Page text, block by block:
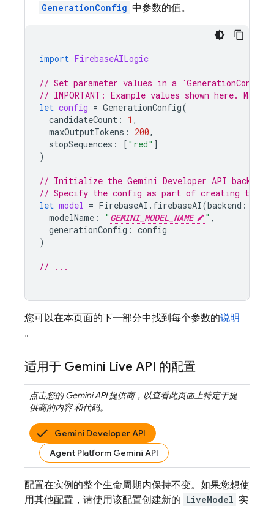
GenerationConfig 中参数的值。
import FirebaseAILogic
// Set parameter values in a
// IMPORTANT: Example values shown here.
let config = GenerationConfig(
candidateCount : 1 ,
maxOutputTokens : 200,
stopSequences : [ "red" ]
)
// Initialize the Gemini Developer API backend
// Specify the config as part of creating the
let model = FirebaseAI . firebaseAI(backend :
modelName : " GEMINI_MODEL_NAME " ,
generationConfig : config
)
// ...
您可以在本页面的下一部分中找到每个参数的说明
。
适用于 Gemini Live API 的配置
点击您的Gemini API提供商，以查看此页面上特定于提
供商的内容 和代码。
Gemini Developer API
Agent Platform Gemini API
配置在实例的整个生命周期内保持不变。如果您想使
用其他配置，请使用该配置创建新的 LiveModel 实